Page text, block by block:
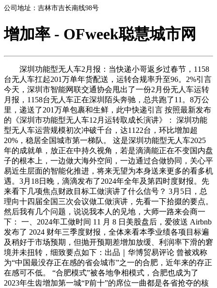
公司地址：吉林市吉长南线98号
增加率 - OFweek聪慧城市网
深圳功能型无人车2月报：当快递小哥返乡过春节，1158
台无人车扛起201万单年货配送，运转合规率升至96。2%引言
今天，深圳市智能网联交通协会甩出了一份2月份无人车运转
月报，1158台无人车正在深圳陌头奔驰，总共跑了11。8万公
里，递送了201万单包裹和生鲜，此中快递引言 按照最新发布
的《深圳市功能型无人车12月运转取成长演讲》： 深圳功能
型无人车运营规模初次冲破千台，达1122台，环比增加超
20%，稳居全国城市第一梯队。 这是深圳功能型无人车2025
年的成就单，放正在中持久视角，若是滴滴能正在不变国内盘
子的根本上，一边做大海外空间，一边通过合做协同，关心平
易近生层面的智能化推进，将来无望为本身送来更多的看多机
遇。3月18日晚，滴滴发布了2024年全年及第四时度财报。先
来看下几项焦点财政目标工做演讲了什么信号？ 3月5日，总
理向十四届全国三次会议做工做演讲，先看一下拾掇的要点。
然后我有几个问题，说说我本人的见地，大师一路来会商一
下： 一、2024年工做时间 11 月 8 日美股盘后，爱彼送 Airbnb
发布了 2024 财年三季度财报，全体来看本季业绩各项目标遍
及稍好于市场预期，但抛开预期差增加放缓、利润率下滑的窘
境并未扭转，细致要点如下：出品｜华博贸易评论 曾被戏称
为“中国最没存正在感的省会城市”之一的合肥，近年来的存正
在感可不低。 “合肥模式”被各地争相模式，合肥也成为了
2023年生齿增加第一城“P前十”的席位一曲都是各省抢夺的核